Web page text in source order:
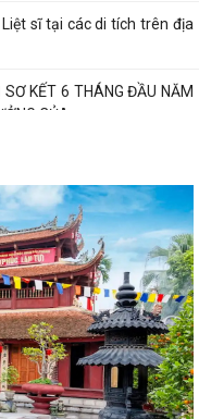
phường Hồng Bàng được
UBMTQ Việt Nam phường
VỊ, DOANH NGHIỆP VÀ
ÂN...
TẶNG QUÀ CÁC GIA ĐÌNH
THƯƠNG...
UBMTQ Việt Nam phường
siêu các Bà mẹ Việt Nam